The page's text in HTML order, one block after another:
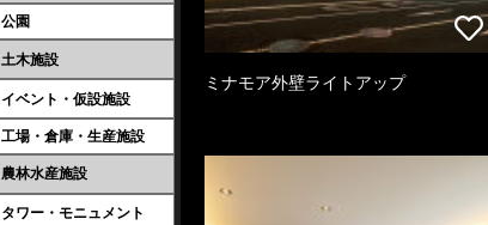
公園
土木施設
イベント・仮設施設
工場・倉庫・生産施設
農林水産施設
タワー・モニュメント
ミナモア外壁ライトアップ